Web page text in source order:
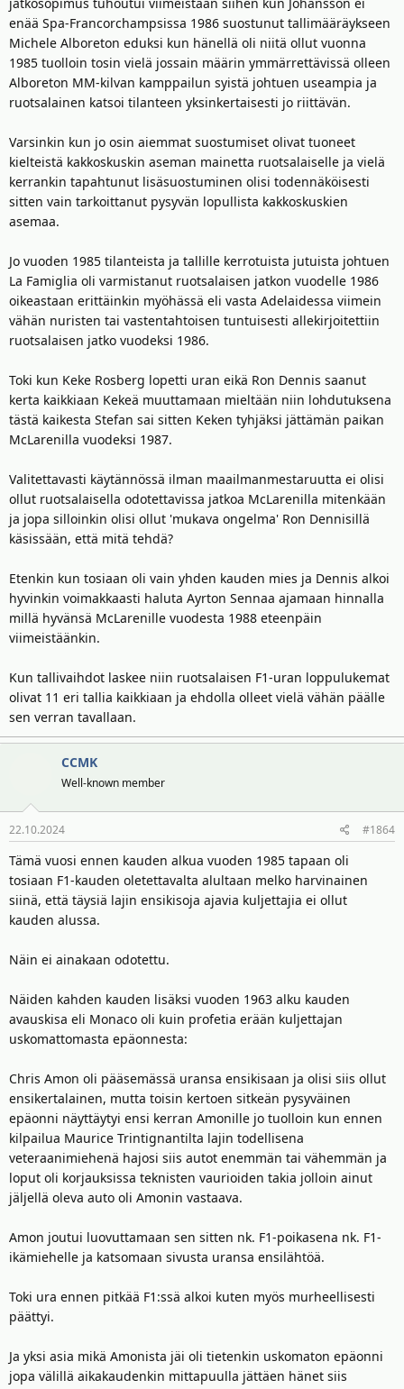
enää Spa-Francorchampsissa 1986 suostunut tallimääräykseen
Michele Alboreton eduksi kun hänellä oli niitä ollut vuonna
1985 tuolloin tosin vielä jossain määrin ymmärrettävissä olleen
Alboreton MM-kilvan kamppailun syistä johtuen useampia ja
ruotsalainen katsoi tilanteen yksinkertaisesti jo riittävän.
Varsinkin kun jo osin aiemmat suostumiset olivat tuoneet
kielteistä kakkoskuskin aseman mainetta ruotsalaiselle ja vielä
kerrankin tapahtunut lisäsuostuminen olisi todennäköisesti
sitten vain tarkoittanut pysyvän lopullista kakkoskuskien
asemaa.
Jo vuoden 1985 tilanteista ja tallille kerrotuista jutuista johtuen
La Famiglia oli varmistanut ruotsalaisen jatkon vuodelle 1986
oikeastaan erittäinkin myöhässä eli vasta Adelaidessa viimein
vähän nuristen tai vastentahtoisen tuntuisesti allekirjoitettiin
ruotsalaisen jatko vuodeksi 1986.
Toki kun Keke Rosberg lopetti uran eikä Ron Dennis saanut
kerta kaikkiaan Kekeä muuttamaan mieltään niin lohdutuksena
tästä kaikesta Stefan sai sitten Keken tyhjäksi jättämän paikan
McLarenilla vuodeksi 1987.
Valitettavasti käytännössä ilman maailmanmestaruutta ei olisi
ollut ruotsalaisella odotettavissa jatkoa McLarenilla mitenkään
ja jopa silloinkin olisi ollut 'mukava ongelma' Ron Dennisillä
käsissään, että mitä tehdä?
Etenkin kun tosiaan oli vain yhden kauden mies ja Dennis alkoi
hyvinkin voimakkaasti haluta Ayrton Sennaa ajamaan hinnalla
millä hyvänsä McLarenille vuodesta 1988 eteenpäin
viimeistäänkin.
Kun tallivaihdot laskee niin ruotsalaisen F1-uran loppulukemat
olivat 11 eri tallia kaikkiaan ja ehdolla olleet vielä vähän päälle
sen verran tavallaan.
CCMK
Well-known member
22.10.2024 #1864
Tämä vuosi ennen kauden alkua vuoden 1985 tapaan oli
tosiaan F1-kauden oletettavalta alultaan melko harvinainen
siinä, että täysiä lajin ensikisoja ajavia kuljettajia ei ollut
kauden alussa.
Näin ei ainakaan odotettu.
Näiden kahden kauden lisäksi vuoden 1963 alku kauden
avauskisa eli Monaco oli kuin profetia erään kuljettajan
uskomattomasta epäonnesta:
Chris Amon oli pääsemässä uransa ensikisaan ja olisi siis ollut
ensikertalainen, mutta toisin kertoen sitkeän pysyväinen
epäonni näyttäytyi ensi kerran Amonille jo tuolloin kun ennen
kilpailua Maurice Trintignantilta lajin todellisena
veteraanimiehenä hajosi siis autot enemmän tai vähemmän ja
loput oli korjauksissa teknisten vaurioiden takia jolloin ainut
jäljellä oleva auto oli Amonin vastaava.
Amon joutui luovuttamaan sen sitten nk. F1-poikasena nk. F1-
ikämiehelle ja katsomaan sivusta uransa ensilähtöä.
Toki ura ennen pitkää F1:ssä alkoi kuten myös murheellisesti
päättyi.
Ja yksi asia mikä Amonista jäi oli tietenkin uskomaton epäonni
jopa välillä aikakaudenkin mittapuulla jättäen hänet siis